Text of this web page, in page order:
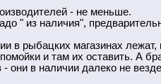
- не меньше.
" из наличия",
в рыбацких магазинах
и там их оставить. А
они в наличии далеко не